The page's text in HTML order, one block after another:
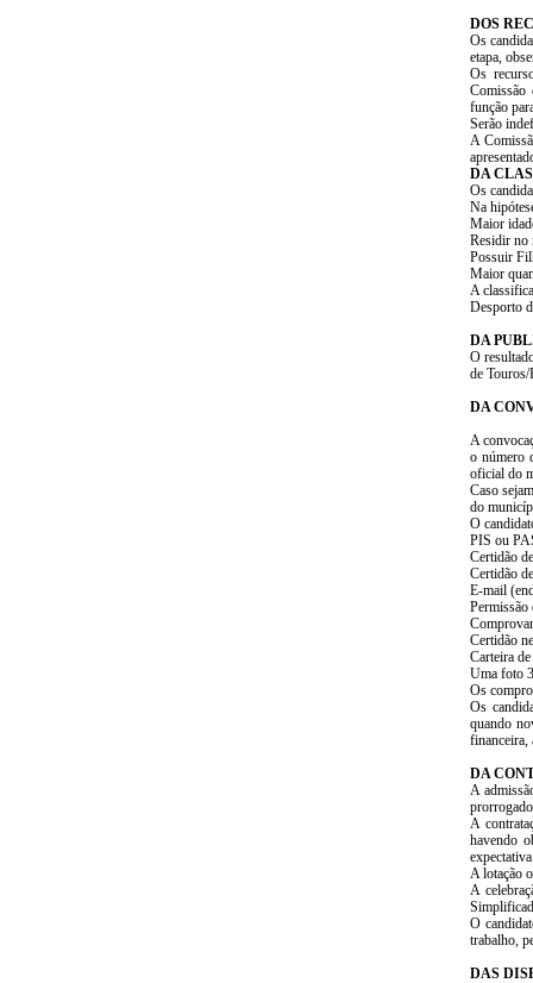
DOS
Os
etapa,
Os
Comissão
função
Serão
A
DA
Os
Na
Maior
Residir no
Possuir
Maior
A
Desporto
DA
O
de
DA
A
o número
oficial do
Caso
do
O
PIS ou
Certidão
Certidão
E-mail
Certidão
Carteira
Uma foto
Os
Os
quando
financeira,
DA
A
A
havendo
A lotação
A
O
trabalho,
DAS